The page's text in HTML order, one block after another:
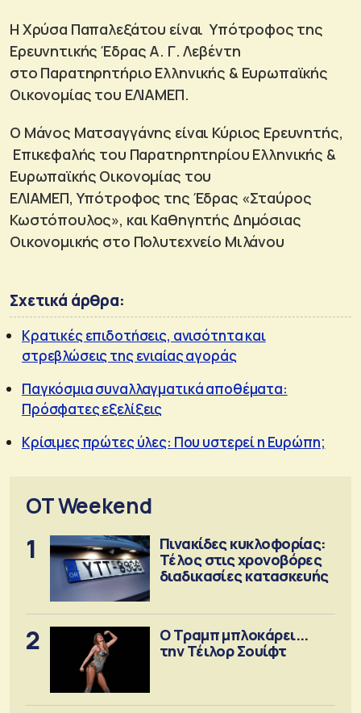
Η Χρύσα Παπαλεξάτου είναι Υπότροφος της
Ερευνητικής Έδρας Α. Γ. Λεβέντη
στο Παρατηρητήριο Ελληνικής & Ευρωπαϊκής
Οικονομίας του ΕΛΙΑΜΕΠ.
Ο Μάνος Ματσαγγάνης είναι Κύριος Ερευνητής,
Επικεφαλής του Παρατηρητηρίου Ελληνικής &
Ευρωπαϊκής Οικονομίας του
ΕΛΙΑΜΕΠ, Υπότροφος της Έδρας «Σταύρος
Κωστόπουλος», και Καθηγητής Δημόσιας
Οικονομικής στο Πολυτεχνείο Μιλάνου
Σχετικά άρθρα:
Κρατικές επιδοτήσεις, ανισότητα και
στρεβλώσεις της ενιαίας αγοράς
Παγκόσμια συναλλαγματικά αποθέματα:
Πρόσφατες εξελίξεις
Κρίσιμες πρώτες ύλες: Που υστερεί η Ευρώπη;
OT Weekend
1
Πινακίδες κυκλοφορίας:
Τέλος στις χρονοβόρες
διαδικασίες κατασκευής
2
Ο Τραμπ μπλοκάρει...
την Τέιλορ Σουίφτ